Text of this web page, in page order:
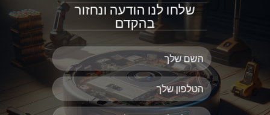
שלחו לנו הודעה ונחזור
בהקדם